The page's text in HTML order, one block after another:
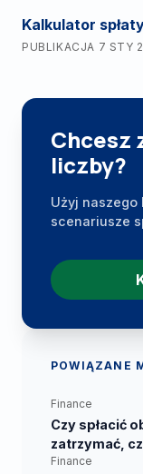
Kalkulator
PUBLIKACJA 7 STY
Chcesz
liczby?
Użyj
scenariusze
POWIĄZANE
Finance
Czy spłacić
zatrzymać,
Finance